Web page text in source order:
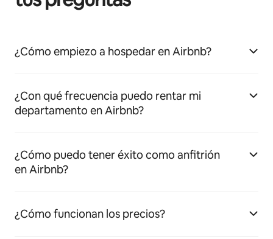
¿Cómo empiezo a hospedar en Airbnb?
¿Con qué frecuencia puedo rentar mi
departamento en Airbnb?
¿Cómo puedo tener éxito como anfitrión
en Airbnb?
¿Cómo funcionan los precios?